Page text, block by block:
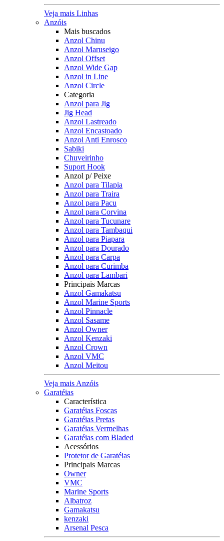
Veja mais Linhas
Anzóis
Mais buscados
Anzol Chinu
Anzol Maruseigo
Anzol Offset
Anzol Wide Gap
Anzol in Line
Anzol Circle
Categoria
Anzol para Jig
Jig Head
Anzol Lastreado
Anzol Encastoado
Anzol Anti Enrosco
Sabiki
Chuveirinho
Suport Hook
Anzol p/ Peixe
Anzol para Tilapia
Anzol para Traira
Anzol para Pacu
Anzol para Corvina
Anzol para Tucunare
Anzol para Tambaqui
Anzol para Piapara
Anzol para Dourado
Anzol para Carpa
Anzol para Curimba
Anzol para Lambari
Principais Marcas
Anzol Gamakatsu
Anzol Marine Sports
Anzol Pinnacle
Anzol Sasame
Anzol Owner
Anzol Kenzaki
Anzol Crown
Anzol VMC
Anzol Meitou
Veja mais Anzóis
Garatéias
Característica
Garatéias Foscas
Garatéias Pretas
Garatéias Vermelhas
Garatéias com Bladed
Acessórios
Protetor de Garatéias
Principais Marcas
Owner
VMC
Marine Sports
Albatroz
Gamakatsu
kenzaki
Arsenal Pesca